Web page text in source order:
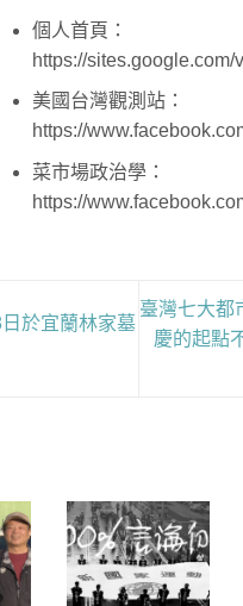
個人首頁：
https://
美國台灣觀測站：
https://
菜市場政治學：
https://
於宜蘭林家墓
臺灣七大都
慶的起點